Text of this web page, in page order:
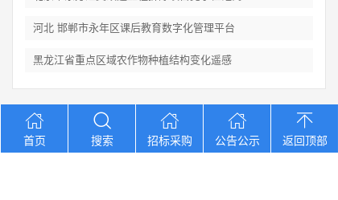
河北 邯郸市永年区课后教育数字化管理平台
黑龙江省重点区域农作物种植结构变化遥感
Copyright © 2012-2026 中招招标网 版权所有 网站备案号：京
ICP备2023026371号-2
首页 搜索 招标采购 公告公示 返回顶部